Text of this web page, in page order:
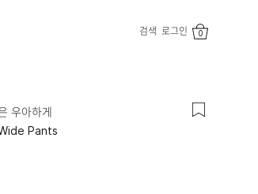
검색 로그인 0
우아하게
Pants